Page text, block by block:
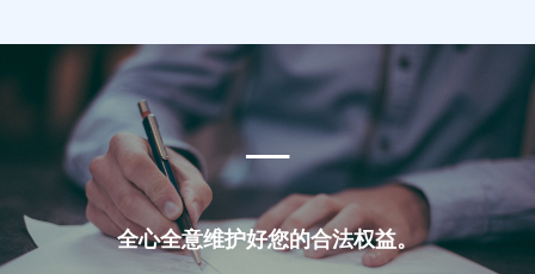
___
全心全意维护好您的合法权益。